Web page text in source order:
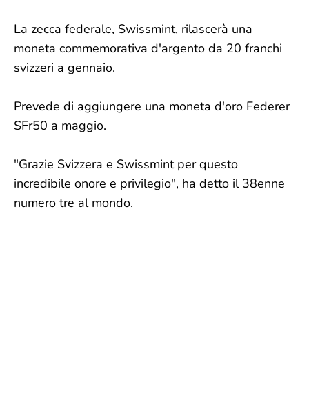
La zecca federale, Swissmint, rilascerà una
moneta commemorativa d'argento da 20 franchi
svizzeri a gennaio.
Prevede di aggiungere una moneta d'oro Federer
SFr50 a maggio.
"Grazie Svizzera e Swissmint per questo
incredibile onore e privilegio", ha detto il 38enne
numero tre al mondo.